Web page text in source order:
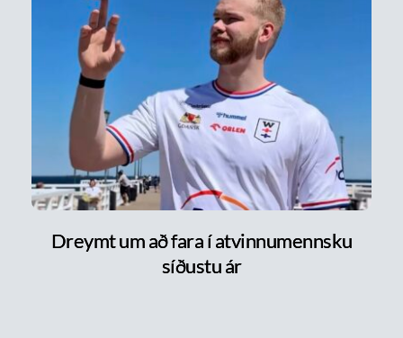
Dreymt um að fara í atvinnumennsku
síðustu ár